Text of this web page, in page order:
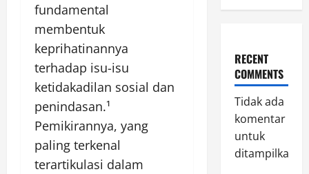
fundamental
membentuk
keprihatinannya
terhadap isu-isu
ketidakadilan sosial dan
penindasan.¹
Pemikirannya, yang
paling terkenal
terartikulasi dalam
RECENT
COMMENTS
Tidak ada
komentar
untuk
ditampilkan.